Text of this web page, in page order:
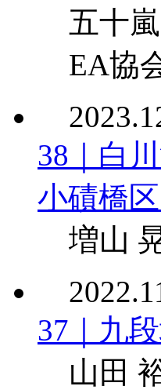
五十
EA協
38｜白
小磧橋区
増山
37｜九
山田